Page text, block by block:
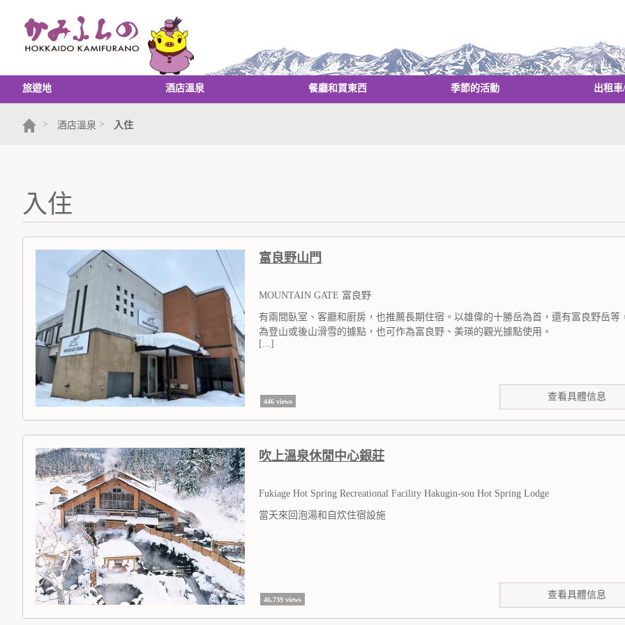
旅遊地 酒店溫泉 餐廳和買東西 季節的活動 出租
> 酒店溫泉 > 入住
入住
富良野山門
MOUNTAIN GATE 富良野
有兩間臥室、客廳和廚房，也推薦長期住宿。以雄偉的十勝岳為首，還有富良野岳等
為登山或後山滑雪的據點，也可作為富良野、美瑛的觀光據點使用。
[...]
446 views 查看具體信息
吹上溫泉休閒中心銀莊
Fukiage Hot Spring Recreational Facility Hakugin-sou Hot Spring Lodge
當天來回泡湯和自炊住宿設施
46,739 views 查看具體信息